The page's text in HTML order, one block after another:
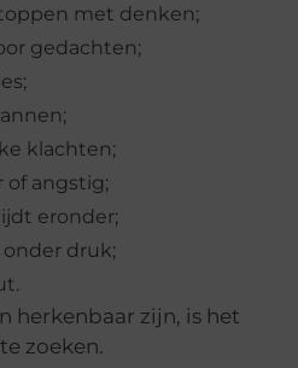
met denken;
gedachten;
klachten;
of angstig;
eronder;
druk;
herkenbaar zijn, is het
zoeken.